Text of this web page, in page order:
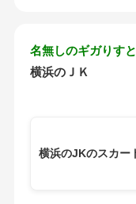
名無しのギガりすと
横浜のＪＫ
横浜のJKのスカー